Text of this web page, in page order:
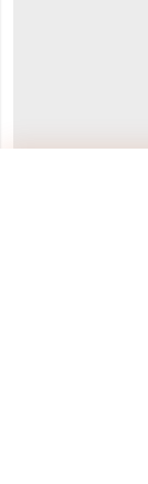
Stråla med självklar
mjuka former och
kompletterar din stil,